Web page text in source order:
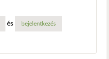
és bejelentkezés